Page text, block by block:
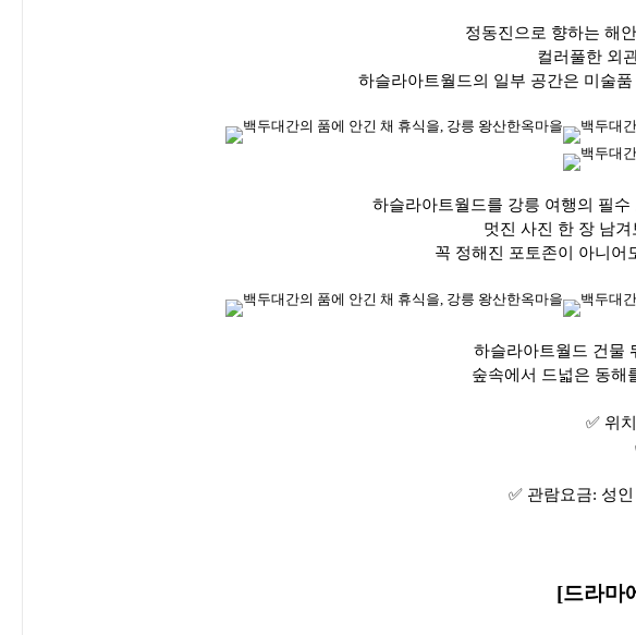
정동진으로 향하는 해
컬러풀한 외
하슬라아트월드의 일부 공간은 미술
하슬라아트월드를 강릉 여행의 필
멋진 사진 한 장 남
꼭 정해진 포토존이 아니어
하슬라아트월드 건물
숲속에서 드넓은 동해
✅ 위
✅ 관람요금: 성
[드라마